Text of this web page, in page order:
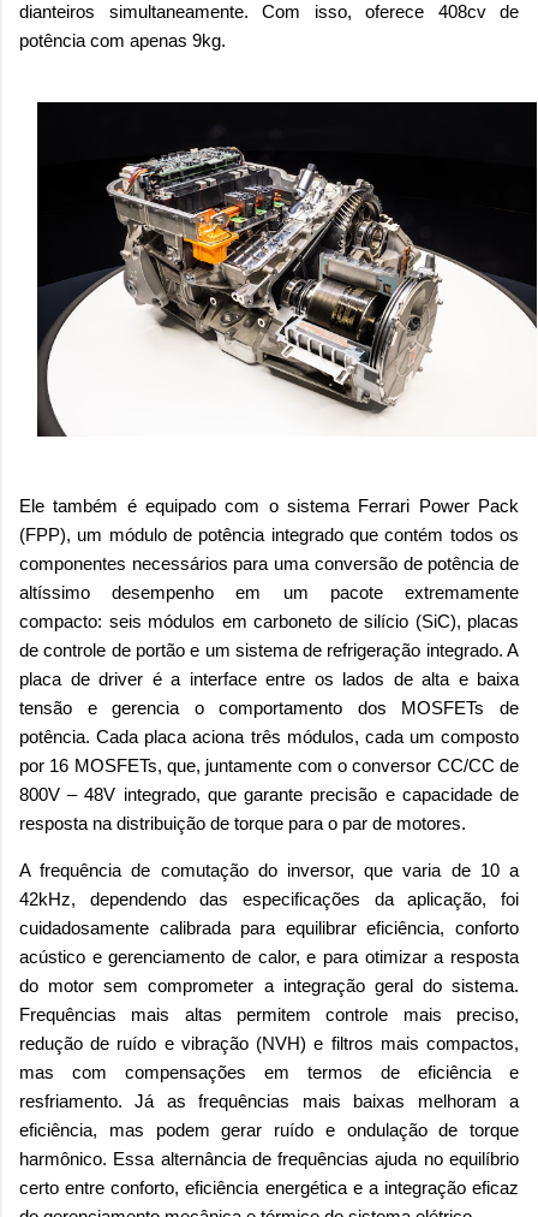
dianteiros simultaneamente. Com isso, oferece 408cv de
potência com apenas 9kg.
Ele também é equipado com o sistema Ferrari Power Pack
(FPP), um módulo de potência integrado que contém todos os
componentes necessários para uma conversão de potência de
altíssimo desempenho em um pacote extremamente
compacto: seis módulos em carboneto de silício (SiC), placas
de controle de portão e um sistema de refrigeração integrado. A
placa de driver é a interface entre os lados de alta e baixa
tensão e gerencia o comportamento dos MOSFETs de
potência. Cada placa aciona três módulos, cada um composto
por 16 MOSFETs, que, juntamente com o conversor CC/CC de
800V – 48V integrado, que garante precisão e capacidade de
resposta na distribuição de torque para o par de motores.
A frequência de comutação do inversor, que varia de 10 a
42kHz, dependendo das especificações da aplicação, foi
cuidadosamente calibrada para equilibrar eficiência, conforto
acústico e gerenciamento de calor, e para otimizar a resposta
do motor sem comprometer a integração geral do sistema.
Frequências mais altas permitem controle mais preciso,
redução de ruído e vibração (NVH) e filtros mais compactos,
mas com compensações em termos de eficiência e
resfriamento. Já as frequências mais baixas melhoram a
eficiência, mas podem gerar ruído e ondulação de torque
harmônico. Essa alternância de frequências ajuda no equilíbrio
certo entre conforto, eficiência energética e a integração eficaz